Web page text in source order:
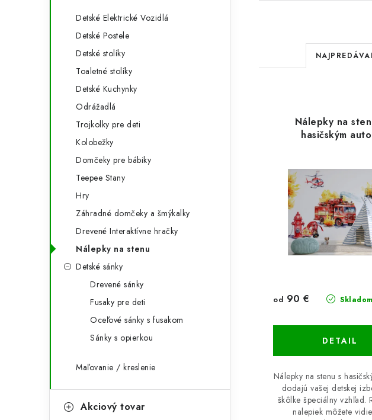
Detské Elektrické Vozidlá
Detské Postele
Detské stolíky
Toaletné stolíky
Detské Kuchynky
Odrážadlá
Trojkolky pre deti
Kolobežky
Domčeky pre bábiky
Teepee Stany
Hry
Záhradné domčeky a šmýkalky
Drevené Interaktívne hračky
Nálepky na stenu
Detské sánky
Drevené sánky
Fusaky pre deti
Oceľové sánky s fusakom
Sánky s opierkou
Maľovanie / kreslenie
Akciový tovar
R
a
e
n
i
e
p
r
o
u
k
o
v
Nálepky na
hasičským
Skladom
od 90 €
DETAIL
Nálepky na stenu s
dodajú vašej detskej
škôlke špeciálny vzhľad.
nalepiek môžete